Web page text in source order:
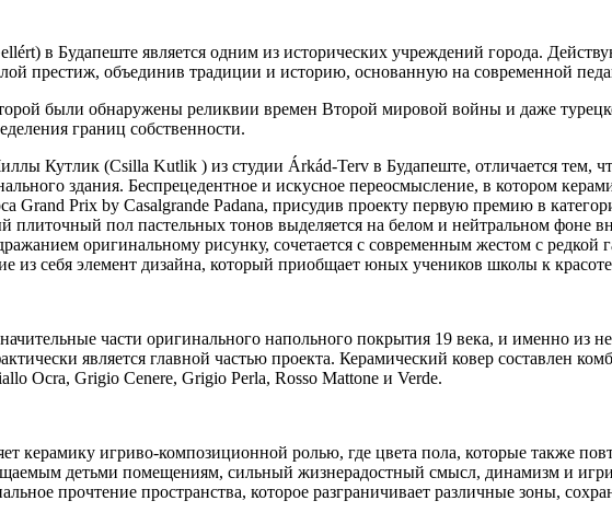
в Будапеште является одним из исторических учреждений города.
престиж, объединив традиции и историю, основанную на современной
были обнаружены реликвии времен Второй мировой войны и даже
границ собственности.
Кутлик (Csilla Kutlik ) из студии Árkád-Terv в Будапеште, отличается тем,
здания. Беспрецедентное и искусное переосмысление, в котором
Grand Prix by Casalgrande Padana, присудив проекту первую премию в
плиточный пол пастельных тонов выделяется на белом и нейтральном фоне
оригинальному рисунку, сочетается с современным жестом с редкой
из себя элемент дизайна, который приобщает юных учеников школы к
части оригинального напольного покрытия 19 века, и именно из
является главной частью проекта. Керамический ковер составлен
Ocra, Grigio Cenere, Grigio Perla, Rosso Mattone и Verde.
керамику игриво-композиционной ролью, где цвета пола, которые также
детьми помещениям, сильный жизнерадостный смысл, динамизм и
прочтение пространства, которое разграничивает различные зоны,